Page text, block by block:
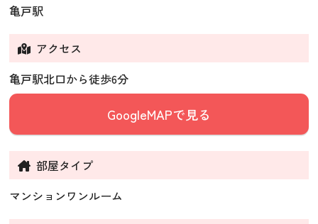
亀戸駅
アクセス
亀戸駅北口から徒歩6分
GoogleMAPで見る
部屋タイプ
マンションワンルーム